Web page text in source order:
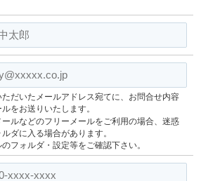
だいたメールアドレス宛てに、お問合せ内容
をお送りいたします。
ルなどのフリーメールをご利用の場合、迷惑
ダに入る場合があります。
フォルダ・設定等をご確認下さい。